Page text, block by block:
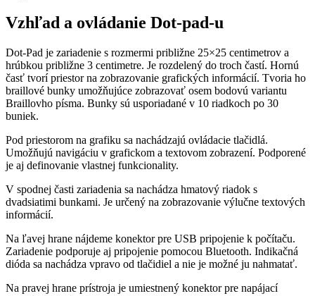
Vzhľad a ovládanie Dot-pad-u
Dot-Pad je zariadenie s rozmermi približne 25×25 centimetrov a
hrúbkou približne 3 centimetre. Je rozdelený do troch častí. Hornú
časť tvorí priestor na zobrazovanie grafických informácií. Tvoria ho
braillové bunky umožňujúce zobrazovať osem bodovú variantu
Braillovho písma. Bunky sú usporiadané v 10 riadkoch po 30
buniek.
Pod priestorom na grafiku sa nachádzajú ovládacie tlačidlá.
Umožňujú navigáciu v grafickom a textovom zobrazení. Podporené
je aj definovanie vlastnej funkcionality.
V spodnej časti zariadenia sa nachádza hmatový riadok s
dvadsiatimi bunkami. Je určený na zobrazovanie výlučne textových
informácií.
Na ľavej hrane nájdeme konektor pre USB pripojenie k počítaču.
Zariadenie podporuje aj pripojenie pomocou Bluetooth. Indikačná
dióda sa nachádza vpravo od tlačidiel a nie je možné ju nahmatať.
Na pravej hrane prístroja je umiestnený konektor pre napájací